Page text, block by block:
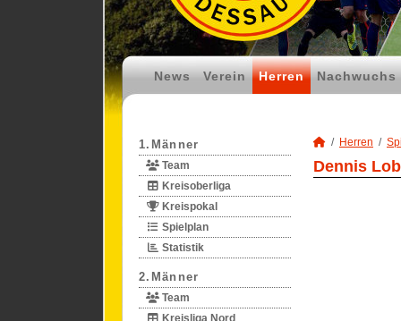
News Verein Herren Nachwuchs
1.Männer
Team
Kreisoberliga
Kreispokal
Spielplan
Statistik
2.Männer
Team
Kreisliga Nord
Herren
Dennis